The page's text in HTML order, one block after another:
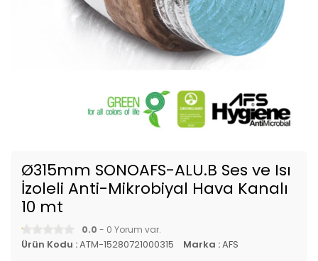
Ø315mm SONOAFS-ALU.B Ses ve Isı
İzoleli Anti-Mikrobiyal Hava Kanalı
10 mt
0.0 - 0 Yorum var.
Ürün Kodu :ATM-15280721000315 Marka :AFS